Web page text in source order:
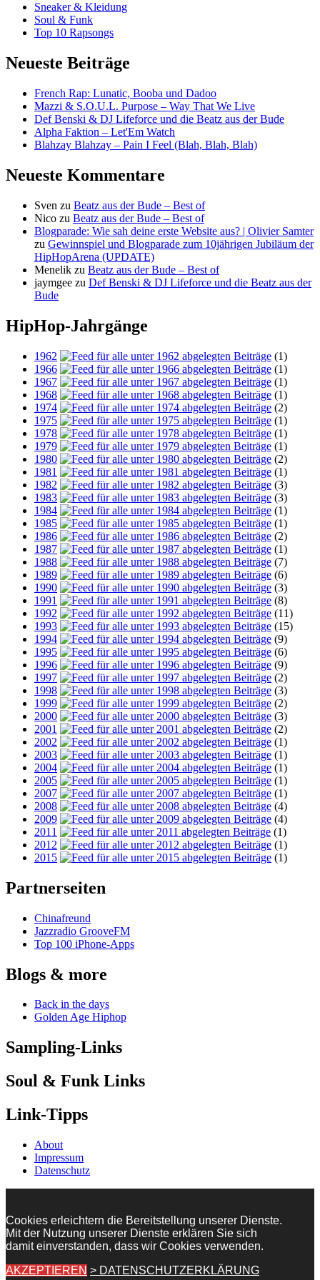
Sneaker & Kleidung
Soul & Funk
Top 10 Rapsongs
Neueste Beiträge
French Rap: Lunatic, Booba und Dadoo
Mazzi & S.O.U.L. Purpose – Way That We Live
Def Benski & DJ Lifeforce und die Beatz aus der Bude
Alpha Faktion – Let'Em Watch
Blahzay Blahzay – Pain I Feel (Blah, Blah, Blah)
Neueste Kommentare
Sven zu Beatz aus der Bude – Best of
Nico zu Beatz aus der Bude – Best of
Blogparade: Wie sah deine erste Website aus? | Olivier Samter
zu Gewinnspiel und Blogparade zum 10jährigen Jubiläum der
HipHopArena (UPDATE)
Menelik zu Beatz aus der Bude – Best of
jaymgee zu Def Benski & DJ Lifeforce und die Beatz aus der
Bude
HipHop-Jahrgänge
1962
(1)
1966
(1)
1967
(1)
1968
(1)
1974
(2)
1975
(1)
1978
(1)
1979
(1)
1980
(2)
1981
(1)
1982
(3)
1983
(3)
1984
(1)
1985
(1)
1986
(2)
1987
(1)
1988
(7)
1989
(6)
1990
(3)
1991
(8)
1992
(11)
1993
(15)
1994
(9)
1995
(6)
1996
(9)
1997
(2)
1998
(3)
1999
(2)
2000
(3)
2001
(2)
2002
(1)
2003
(1)
2004
(1)
2005
(1)
2007
(1)
2008
(4)
2009
(4)
2011
(1)
2012
(1)
2015
(1)
Partnerseiten
Chinafreund
Jazzradio GrooveFM
Top 100 iPhone-Apps
Blogs & more
Back in the days
Golden Age Hiphop
Sampling-Links
Soul & Funk Links
Link-Tipps
About
Impressum
Datenschutz
Cookies erleichtern die Bereitstellung unserer Dienste.
Mit der Nutzung unserer Dienste erklären Sie sich
damit einverstanden, dass wir Cookies verwenden.
AKZEPTIEREN > DATENSCHUTZERKLÄRUNG